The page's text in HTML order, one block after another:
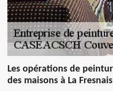
Les opérations de
des maisons à La